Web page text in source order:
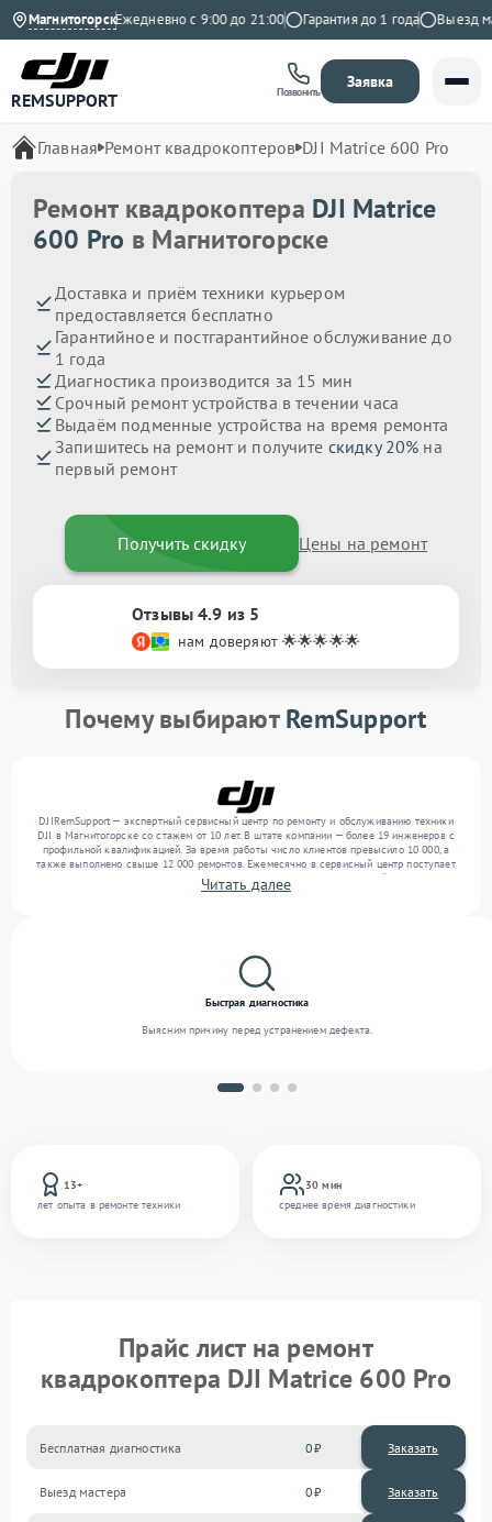
Магнитогорск
на Яндекс Ежедневно с 9:00 до 21:00 Гарантия до 1 года Выезд
REMSUPPORT Позвонить
Заявка
Главная Ремонт квадрокоптеров DJI Matrice 600 Pro
Ремонт квадрокоптера DJI Matrice
600 Pro в Магнитогорске
Доставка и приём техники курьером
предоставляется бесплатно
Гарантийное и постгарантийное обслуживание до
1 года
Диагностика производится за 15 мин
Срочный ремонт устройства в течении часа
Выдаём подменные устройства на время ремонта
Запишитесь на ремонт и получите скидку 20% на
первый ремонт
Получить скидку Цены на ремонт
Отзывы 4.9 из 5
нам доверяют 🌟🌟🌟🌟🌟
Почему выбираютRemSupport
DJIRemSupport — экспертный сервисный центр по ремонту и обслуживанию техники
DJI в Магнитогорске со стажем от 10 лет. В штате компании — более 19 инженеров с
профильной квалификацией. За время работы число клиентов превысило 10 000, а
также выполнено свыше 12 000 ремонтов. Ежемесячно в сервисный центр поступает
свыше 300 единиц техники, включая , , . Мы устраняем поломки любой сложности и
предлагаем стабильный уровень сервиса благодаря квалификации мастеров.
Читать далее
13+
лет опыта в ремонте техники
30 мин
среднее время диагностики
Быстрая диагностика
Выясним причину перед устранением дефекта.
Прайс лист на ремонт
квадрокоптера DJI Matrice 600 Pro
Бесплатная диагностика 0 Заказать
Выезд мастера 0 Заказать